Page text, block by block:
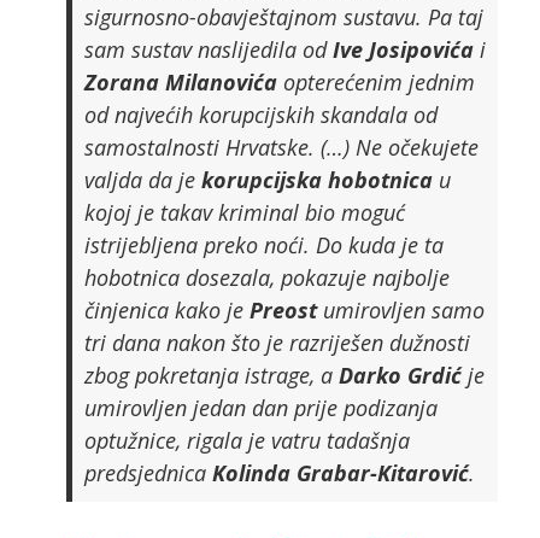
sigurnosno-obavještajnom sustavu. Pa taj
sam sustav naslijedila odIve Josipovićai
Zorana Milanovićaopterećenim jednim
od najvećih korupcijskih skandala od
samostalnosti Hrvatske. (…) Ne očekujete
valjda da je korupcijska hobotnicau
kojoj je takav kriminal bio moguć
istrijebljena preko noći. Do kuda je ta
hobotnica dosezala, pokazuje najbolje
činjenica kako je Preostumirovljen samo
tri dana nakon što je razriješen dužnosti
zbog pokretanja istrage, a Darko Grdićje
umirovljen jedan dan prije podizanja
optužnice, rigala je vatru tadašnja
predsjednica Kolinda Grabar-Kitarović.